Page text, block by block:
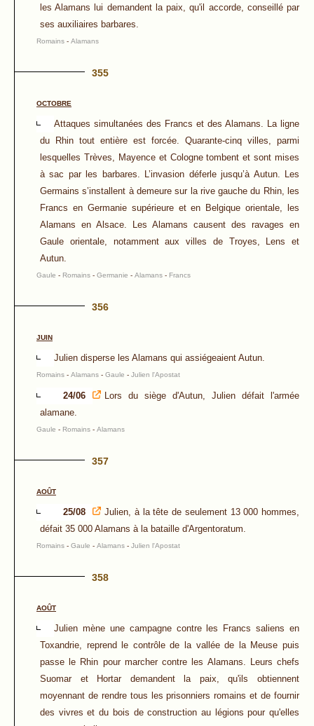
les Alamans lui demandent la paix, qu'il accorde, conseillé par
ses auxiliaires barbares.
Romains - Alamans
355
OCTOBRE
Attaques simultanées des Francs et des Alamans. La ligne
du Rhin tout entière est forcée. Quarante-cinq villes, parmi
lesquelles Trèves, Mayence et Cologne tombent et sont mises
à sac par les barbares. L’invasion déferle jusqu’à Autun. Les
Germains s’installent à demeure sur la rive gauche du Rhin, les
Francs en Germanie supérieure et en Belgique orientale, les
Alamans en Alsace. Les Alamans causent des ravages en
Gaule orientale, notamment aux villes de Troyes, Lens et
Autun.
Gaule - Romains - Germanie - Alamans - Francs
356
JUIN
Julien disperse les Alamans qui assiégeaient Autun.
Romains - Alamans - Gaule - Julien l'Apostat
24/06
Lors du siège d'Autun, Julien défait l'armée
alamane.
Gaule - Romains - Alamans
357
AOÛT
25/08
Julien, à la tête de seulement 13 000 hommes,
défait 35 000 Alamans à la bataille d'Argentoratum.
Romains - Gaule - Alamans - Julien l'Apostat
358
AOÛT
Julien mène une campagne contre les Francs saliens en
Toxandrie, reprend le contrôle de la vallée de la Meuse puis
passe le Rhin pour marcher contre les Alamans. Leurs chefs
Suomar et Hortar demandent la paix, qu'ils obtiennent
moyennant de rendre tous les prisonniers romains et de fournir
des vivres et du bois de construction au légions pour qu'elles